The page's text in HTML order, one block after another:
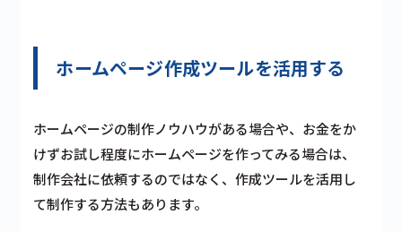
ホームページ作成ツールを活用する
ホームページの制作ノウハウがある場合や、お金をか
けずお試し程度にホームページを作ってみる場合は、
制作会社に依頼するのではなく、作成ツールを活用し
て制作する方法もあります。